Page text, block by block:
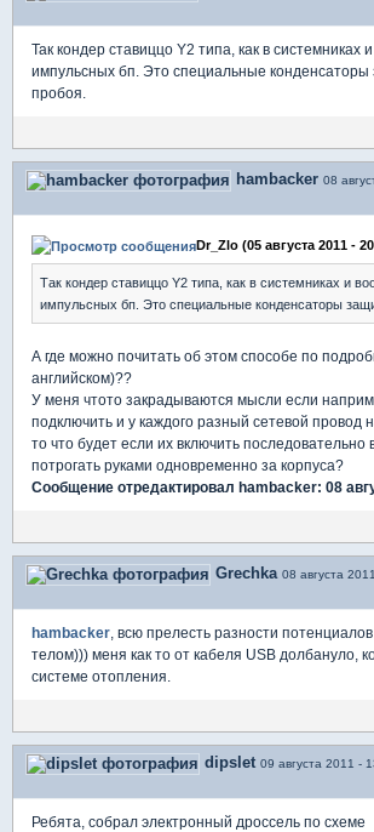
Так кондер ставиццо Y2 типа, как в системниках
импульсных бп. Это специальные
пробоя.
hambacker 08
Dr_Zlo (05 августа 2011 -
Так кондер ставиццо Y2 типа, как в системниках и
импульсных бп. Это специальные конденсаторы
А где можно почитать об этом способе по
английском)??
У меня чтото закрадываются мысли если
подключить и у каждого разный сетевой провод
то что будет если их включить последовательно
потрогать руками одновременно за корпуса?
Сообщение отредактировал hambacker: 08
Grechka 08 августа
hambacker, всю прелесть разности
телом))) меня как то от кабеля USB долбануло,
системе отопления.
dipslet 09 августа 2011 -
Ребята, собрал электронный дроссель по схеме